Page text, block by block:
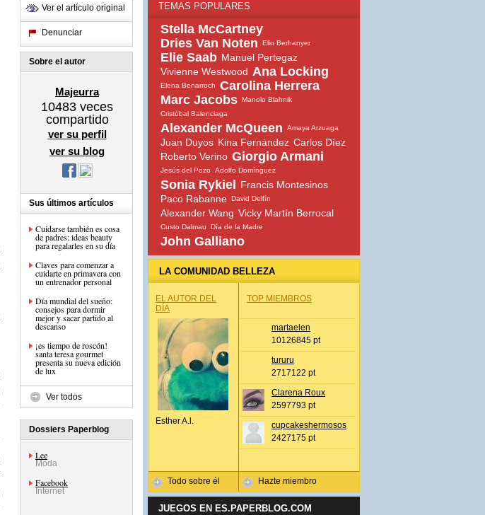
Ver el artículo original
Denunciar
Sobre el autor
Majeurra
10483 veces
compartido
ver su perfil
ver su blog
Sus últimos artículos
Cuidarse también es cosa
de padres: ideas beauty
para regalarles en su día
Claves para comenzar a
cuidarte en primavera con
un entrenador personal
Día mundial del sueño:
consejos para dormir
mejor y sacar partido al
descanso
¡es tiempo de roscón!
santa teresa gourmet
presenta su nueva edición
de lux
Ver todos
Dossiers Paperblog
Lee
Moda
Facebook
Internet
TEMAS POPULARES
Stella McCartney
Dries Van Noten
Elio Berhanyer
Elie Saab Manuel Pertegaz
Vivienne Westwood Ana Locking
Elena Benarroch
Carolina Herrera
Marc Jacobs Manolo Blahnik
Cristóbal Balenciaga
Alexander McQueen Amaya Arzuaga
Juan Duyos Kina Fernández Carlos Díez
Roberto Verino Giorgio Armani
Jesús del Pozo Adolfo Domínguez
Sonia Rykiel
Francis Montesinos
Paco Rabanne David Delfín
Alexander Wang Vicky Martín Berrocal
Custo Dalmau Día de la Madre
John Galliano
LA COMUNIDAD BELLEZA
EL AUTOR DEL
DÍA
Esther A.l.
Todo sobre él
TOP MIEMBROS
martaelen
10126845 pt
tururu
2717122 pt
Clarena Roux
2597793 pt
cupcakeshermosos
2427175 pt
Hazte miembro
JUEGOS EN ES.PAPERBLOG.COM